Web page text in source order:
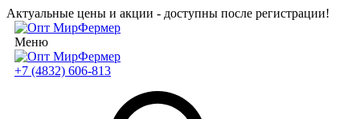
Актуальные цены и акции - доступны после регистрации!
Меню
+7 (4832) 606-813